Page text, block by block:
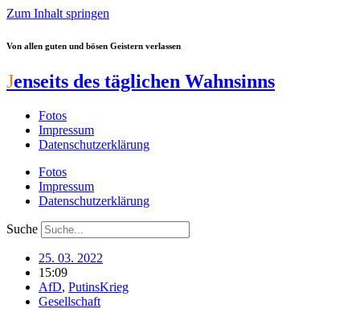
Zum Inhalt springen
Von allen guten und bösen Geistern verlassen
Jenseits des täglichen Wahnsinns
Fotos
Impressum
Datenschutzerklärung
Fotos
Impressum
Datenschutzerklärung
Suche
25. 03. 2022
15:09
AfD, PutinsKrieg
Gesellschaft